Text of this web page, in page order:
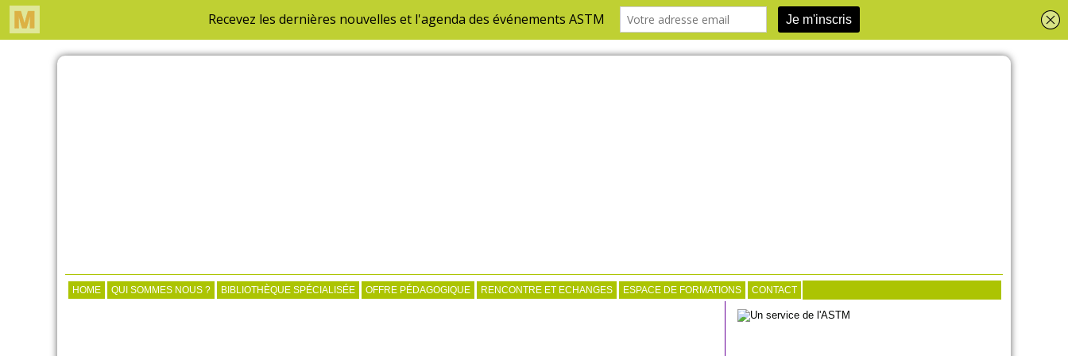
HOME QUI SOMMES NOUS ? BIBLIOTHÈQUE SPÉCIALISÉE OFFRE PÉDAGOGIQUE RENCONTRE ET ECHANGES ESPACE DE FORMATIONS CONTACT